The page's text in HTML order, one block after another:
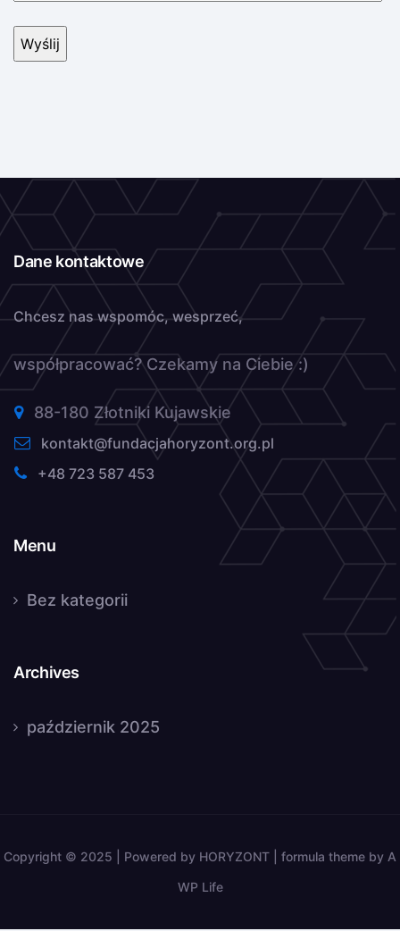
Dane kontaktowe
Chcesz nas wspomóc, wesprzeć,
współpracować? Czekamy na Ciebie :)
88-180 Złotniki Kujawskie
kontakt@fundacjahoryzont.org.pl
+48 723 587 453
Menu
Bez kategorii
Archives
październik 2025
Copyright © 2025 | Powered by HORYZONT | formula theme by A
WP Life